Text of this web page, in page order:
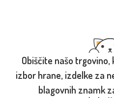
Obiščite našo
izbor hrane, izdelke za
blagovnih znamk